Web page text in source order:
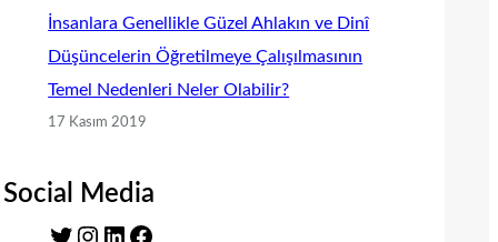
İnsanlara Genellikle Güzel Ahlakın ve Dinî
Düşüncelerin Öğretilmeye Çalışılmasının
Temel Nedenleri Neler Olabilir?
17 Kasım 2019
Social Media